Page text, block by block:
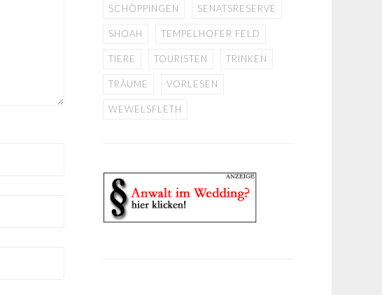
SCHÖPPINGEN SENATSRESERVE
SHOAH TEMPELHOFER FELD
TIERE TOURISTEN TRINKEN
TRÄUME VORLESEN
WEWELSFLETH